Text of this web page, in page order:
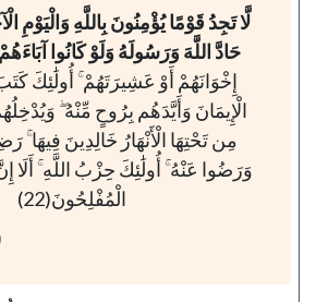
لَّا تَجِدُ قَوْمًا يُؤْمِنُونَ بِاللَّهِ وَالْيَوْمِ
حَادَّ اللَّهَ وَرَسُولَهُ وَلَوْ كَانُوا آبَاءَهُمْ
إِخْوَانَهُمْ أَوْ عَشِيرَتَهُمْ ۚ أُولَٰئِكَ
الْإِيمَانَ وَأَيَّدَهُم بِرُوحٍ مِّنْهُ
مِن تَحْتِهَا الْأَنْهَارُ خَالِدِينَ فِيهَا
وَرَضُوا عَنْهُ ۚ أُولَٰئِكَ حِزْبُ اللَّهِ ۚ أَلَا
الْمُفْلِحُونَ(22)